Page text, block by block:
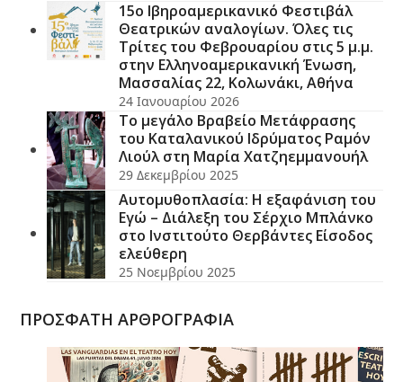
15ο Ιβηροαμερικανικό Φεστιβάλ
Θεατρικών αναλογίων. Όλες τις
Τρίτες του Φεβρουαρίου στις 5 μ.μ.
στην Ελληνοαμερικανική Ένωση,
Μασσαλίας 22, Κολωνάκι, Αθήνα
24 Ιανουαρίου 2026
Το μεγάλο Βραβείο Μετάφρασης
του Καταλανικού Ιδρύματος Ραμόν
Λιούλ στη Μαρία Χατζηεμμανουήλ
29 Δεκεμβρίου 2025
Αυτομυθοπλασία: Η εξαφάνιση του
Εγώ – Διάλεξη του Σέρχιο Μπλάνκο
στο Ινστιτούτο Θερβάντες Είσοδος
ελεύθερη
25 Νοεμβρίου 2025
ΠΡΟΣΦΑΤΗ ΑΡΘΡΟΓΡΑΦΙΑ